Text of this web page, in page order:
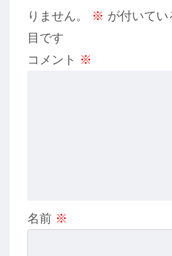
りません。
※ が付いて
目です
コメント ※
名前 ※